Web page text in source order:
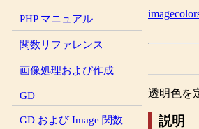
PHP マニュアル
関数リファレンス
画像処理および作成
GD
GD および Image 関数
透明色を
説明